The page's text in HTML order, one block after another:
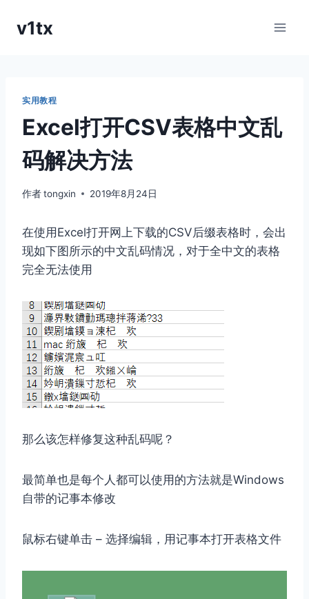
v1tx
实用教程
Excel打开CSV表格中文乱
码解决方法
作者tongxin 2019年8月24日
在使用Excel打开网上下载的CSV后缀表格时，会出
现如下图所示的中文乱码情况，对于全中文的表格
完全无法使用
那么该怎样修复这种乱码呢？
最简单也是每个人都可以使用的方法就是Windows
自带的记事本修改
鼠标右键单击 – 选择编辑，用记事本打开表格文件